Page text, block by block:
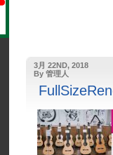
3月 22ND, 2018
By 管理人